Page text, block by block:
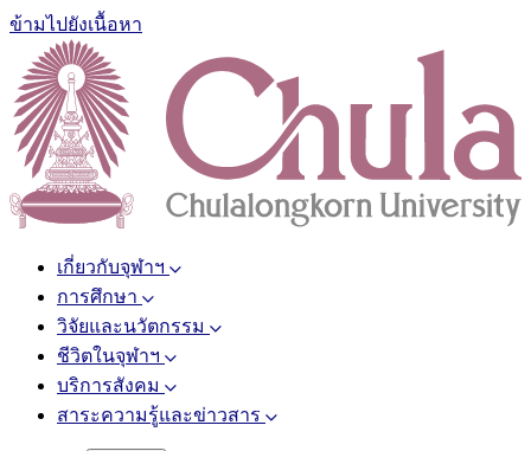
ข้ามไปยังเนื้อหา
เกี่ยวกับจุฬาฯ
การศึกษา
วิจัยและนวัตกรรม
ชีวิตในจุฬาฯ
บริการสังคม
สาระความรู้และข่าวสาร